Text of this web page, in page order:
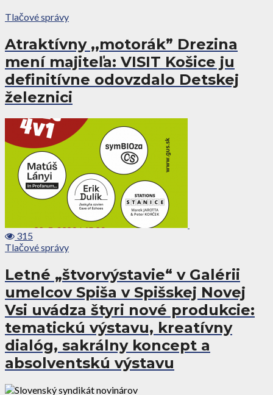
Tlačové správy
Atraktívny ,,motorák” Drezina
mení majiteľa: VISIT Košice ju
definitívne odovzdalo Detskej
železnici
315
Tlačové správy
Letné „štvorvýstavie“ v Galérii
umelcov Spiša v Spišskej Novej
Vsi uvádza štyri nové produkcie:
tematickú výstavu, kreatívny
dialóg, sakrálny koncept a
absolventskú výstavu